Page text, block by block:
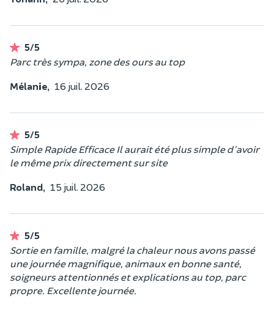
5/5
Parc très sympa, zone des ours au top
Mélanie, 16 juil. 2026
5/5
Simple Rapide Efficace Il aurait été plus simple d'avoir
le même prix directement sur site
Roland, 15 juil. 2026
5/5
Sortie en famille, malgré la chaleur nous avons passé
une journée magnifique, animaux en bonne santé,
soigneurs attentionnés et explications au top, parc
propre. Excellente journée.